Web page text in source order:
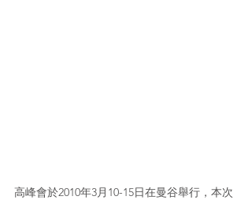
高峰會於2010年3月10-15日在曼谷舉行，本次